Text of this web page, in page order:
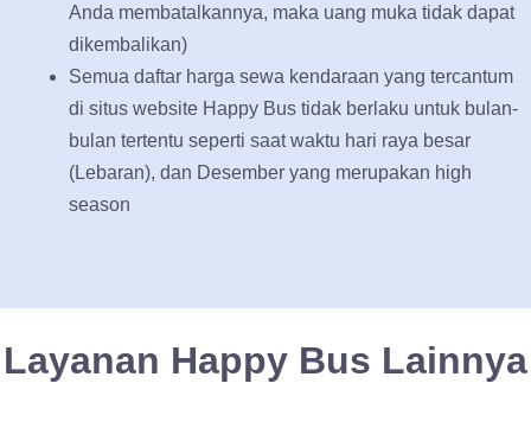
Anda membatalkannya, maka uang muka tidak dapat
dikembalikan)
Semua daftar harga sewa kendaraan yang tercantum
di situs website Happy Bus tidak berlaku untuk bulan-
bulan tertentu seperti saat waktu hari raya besar
(Lebaran), dan Desember yang merupakan high
season
Layanan Happy Bus Lainnya